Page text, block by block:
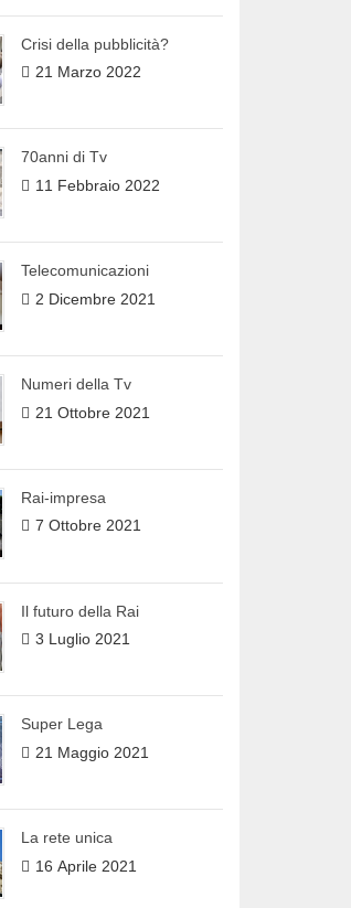
Crisi della pubblicità?
21 Marzo 2022
70anni di Tv
11 Febbraio 2022
Telecomunicazioni
2 Dicembre 2021
Numeri della Tv
21 Ottobre 2021
Rai-impresa
7 Ottobre 2021
Il futuro della Rai
3 Luglio 2021
Super Lega
21 Maggio 2021
La rete unica
16 Aprile 2021